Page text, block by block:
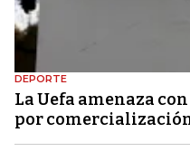
DEPORTE
La Uefa amenaza
por